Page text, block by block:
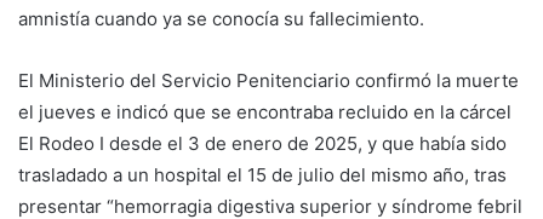
amnistía cuando ya se conocía su fallecimiento.
El Ministerio del Servicio Penitenciario confirmó la muerte
el jueves e indicó que se encontraba recluido en la cárcel
El Rodeo I desde el 3 de enero de 2025, y que había sido
trasladado a un hospital el 15 de julio del mismo año, tras
presentar “hemorragia digestiva superior y síndrome febril